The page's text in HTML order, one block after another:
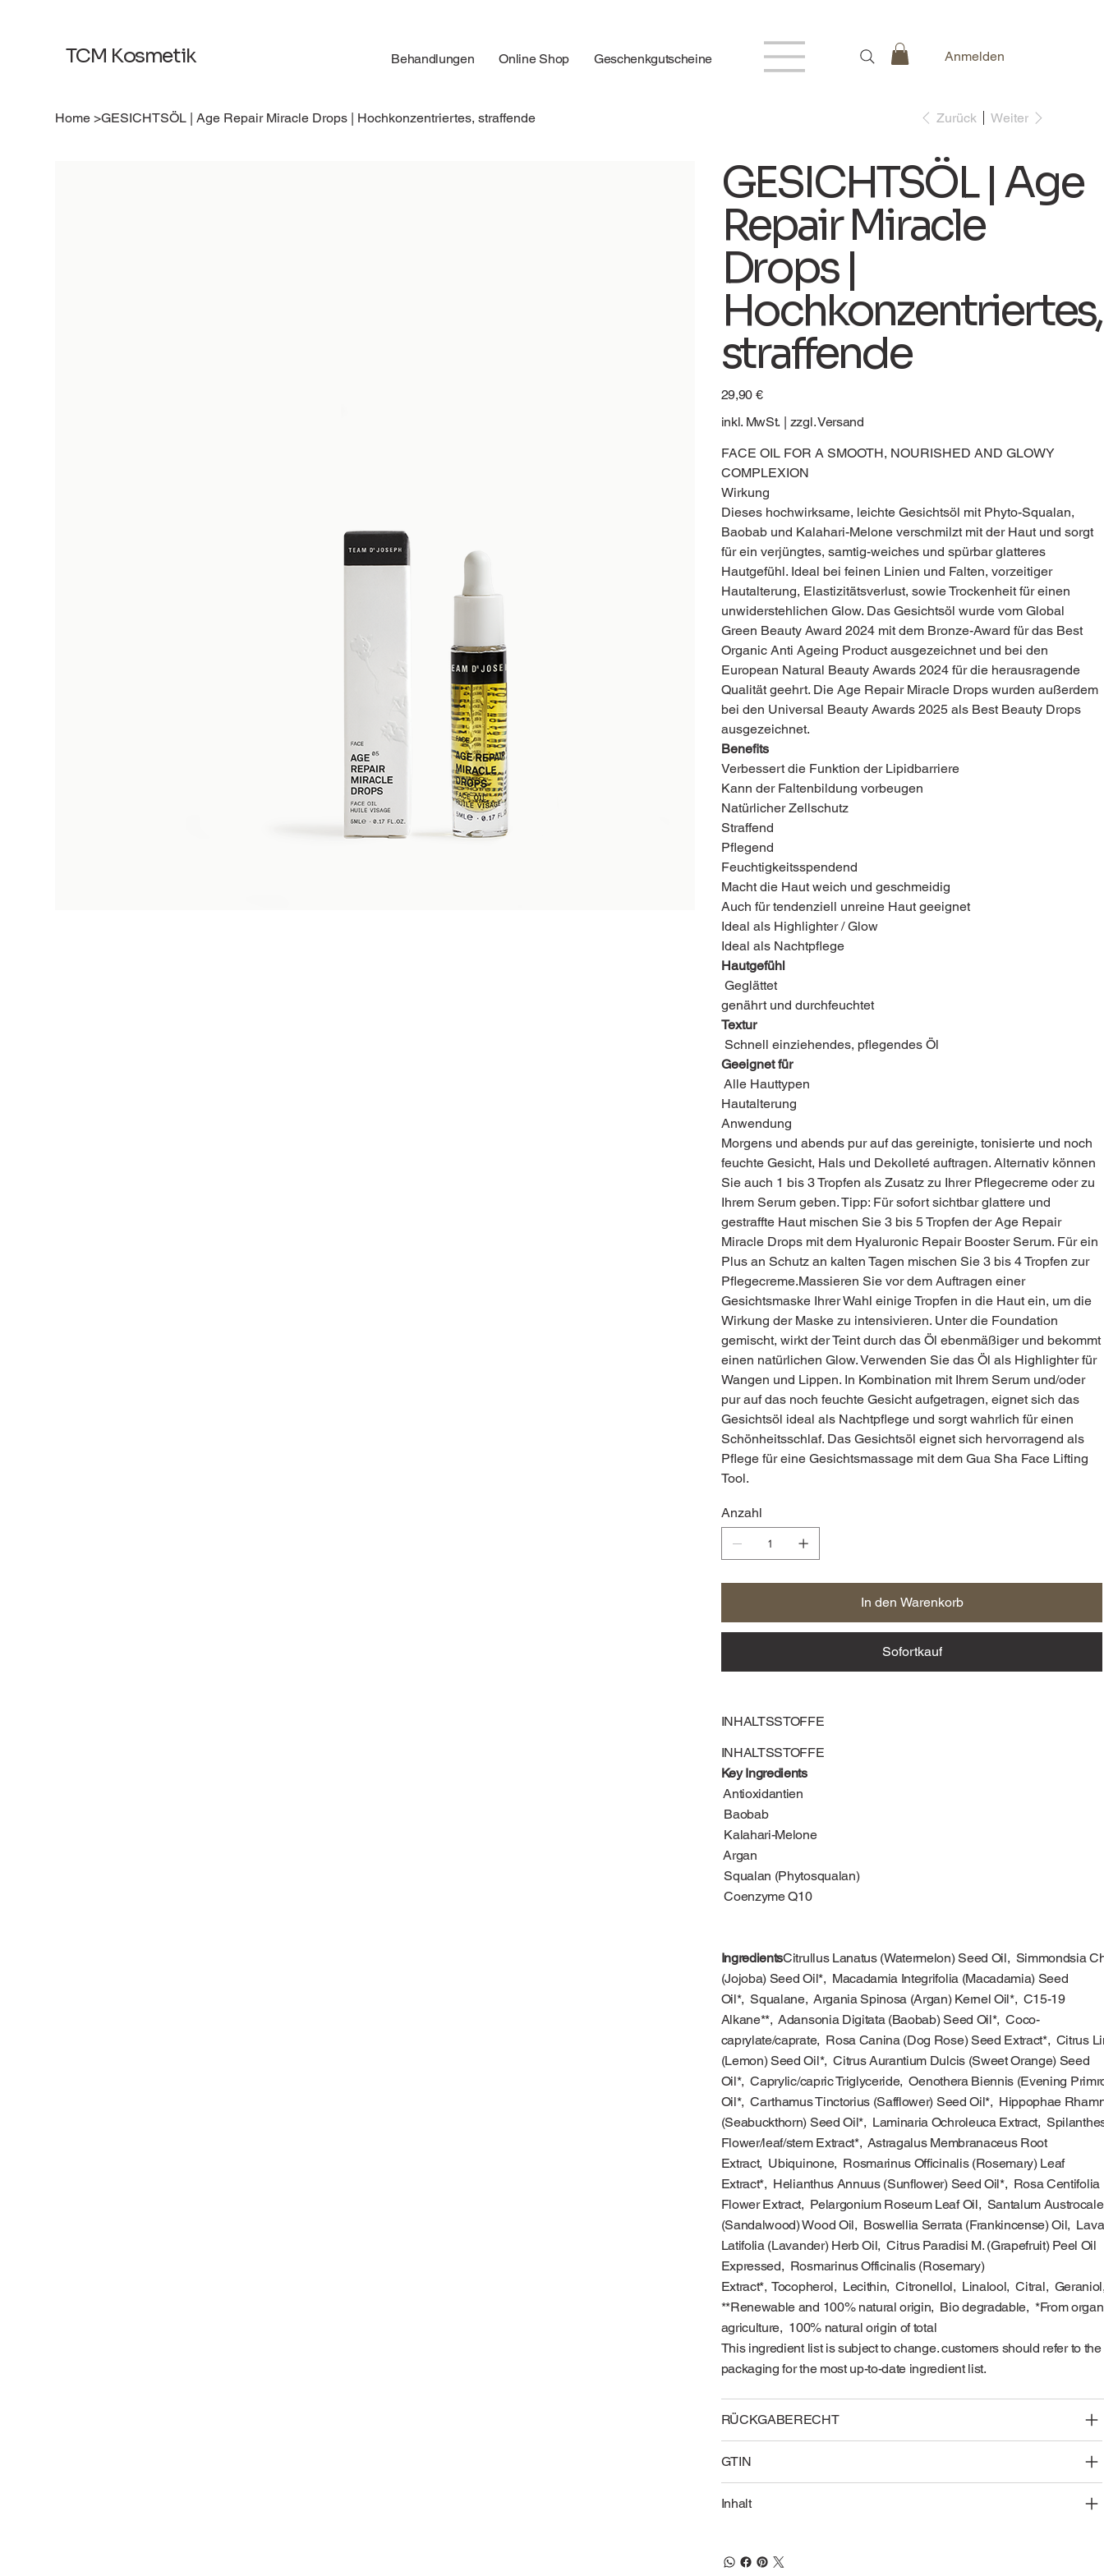
TCM Kosmetik Behandlungen Online Shop Geschenkgutscheine Anmelden
Home >GESICHTSÖL | Age Repair Miracle Drops | Hochkonzentriertes, straffende Zurück Weiter
GESICHTSÖL | Age
Repair Miracle
Drops |
Hochkonzentriertes,
straffende
29,90 €
inkl. MwSt. | zzgl. Versand
FACE OIL FOR A SMOOTH, NOURISHED AND GLOWY
COMPLEXION
Wirkung
Dieses hochwirksame, leichte Gesichtsöl mit Phyto-Squalan,
Baobab und Kalahari-Melone verschmilzt mit der Haut und sorgt
für ein verjüngtes, samtig-weiches und spürbar glatteres
Hautgefühl. Ideal bei feinen Linien und Falten, vorzeitiger
Hautalterung, Elastizitätsverlust, sowie Trockenheit für einen
unwiderstehlichen Glow. Das Gesichtsöl wurde vom Global
Green Beauty Award 2024 mit dem Bronze-Award für das Best
Organic Anti Ageing Product ausgezeichnet und bei den
European Natural Beauty Awards 2024 für die herausragende
Qualität geehrt. Die Age Repair Miracle Drops wurden außerdem
bei den Universal Beauty Awards 2025 als Best Beauty Drops
ausgezeichnet.
Benefits
Verbessert die Funktion der Lipidbarriere
Kann der Faltenbildung vorbeugen
Natürlicher Zellschutz
Straffend
Pflegend
Feuchtigkeitsspendend
Macht die Haut weich und geschmeidig
Auch für tendenziell unreine Haut geeignet
Ideal als Highlighter / Glow
Ideal als Nachtpflege
Hautgefühl
Geglättet
genährt und durchfeuchtet
Textur
Schnell einziehendes, pflegendes Öl
Geeignet für
Alle Hauttypen
Hautalterung
Anwendung
Morgens und abends pur auf das gereinigte, tonisierte und noch
feuchte Gesicht, Hals und Dekolleté auftragen. Alternativ können
Sie auch 1 bis 3 Tropfen als Zusatz zu Ihrer Pflegecreme oder zu
Ihrem Serum geben. Tipp: Für sofort sichtbar glattere und
gestraffte Haut mischen Sie 3 bis 5 Tropfen der Age Repair
Miracle Drops mit dem Hyaluronic Repair Booster Serum. Für ein
Plus an Schutz an kalten Tagen mischen Sie 3 bis 4 Tropfen zur
Pflegecreme.Massieren Sie vor dem Auftragen einer
Gesichtsmaske Ihrer Wahl einige Tropfen in die Haut ein, um die
Wirkung der Maske zu intensivieren. Unter die Foundation
gemischt, wirkt der Teint durch das Öl ebenmäßiger und bekommt
einen natürlichen Glow. Verwenden Sie das Öl als Highlighter für
Wangen und Lippen. In Kombination mit Ihrem Serum und/oder
pur auf das noch feuchte Gesicht aufgetragen, eignet sich das
Gesichtsöl ideal als Nachtpflege und sorgt wahrlich für einen
Schönheitsschlaf. Das Gesichtsöl eignet sich hervorragend als
Pflege für eine Gesichtsmassage mit dem Gua Sha Face Lifting
Tool.
Anzahl
In den Warenkorb
Sofortkauf
INHALTSSTOFFE
INHALTSSTOFFE
Key Ingredients
Antioxidantien
Baobab
Kalahari-Melone
Argan
Squalan (Phytosqualan)
Coenzyme Q10
IngredientsCitrullus Lanatus (Watermelon) Seed Oil, Simmondsia
(Jojoba) Seed Oil*, Macadamia Integrifolia (Macadamia) Seed
Oil*, Squalane, Argania Spinosa (Argan) Kernel Oil*, C15-19
Alkane**, Adansonia Digitata (Baobab) Seed Oil*, Coco-
caprylate/caprate, Rosa Canina (Dog Rose) Seed Extract*, Citrus
(Lemon) Seed Oil*, Citrus Aurantium Dulcis (Sweet Orange) Seed
Oil*, Caprylic/capric Triglyceride, Oenothera Biennis (Evening
Oil*, Carthamus Tinctorius (Safflower) Seed Oil*, Hippophae
(Seabuckthorn) Seed Oil*, Laminaria Ochroleuca Extract,
Flower/leaf/stem Extract*, Astragalus Membranaceus Root
Extract, Ubiquinone, Rosmarinus Officinalis (Rosemary) Leaf
Extract*, Helianthus Annuus (Sunflower) Seed Oil*, Rosa Centifolia
Flower Extract, Pelargonium Roseum Leaf Oil, Santalum
(Sandalwood) Wood Oil, Boswellia Serrata (Frankincense) Oil,
Latifolia (Lavander) Herb Oil, Citrus Paradisi M. (Grapefruit) Peel Oil
Expressed, Rosmarinus Officinalis (Rosemary)
Extract*, Tocopherol, Lecithin, Citronellol, Linalool, Citral,
**Renewable and 100% natural origin, Bio degradable, *From
agriculture, 100% natural origin of total
This ingredient list is subject to change. customers should refer to
packaging for the most up-to-date ingredient list.
RÜCKGABERECHT
GTIN
Inhalt